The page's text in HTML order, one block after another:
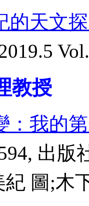
的天文
教授
：我的
出
紀 圖;木